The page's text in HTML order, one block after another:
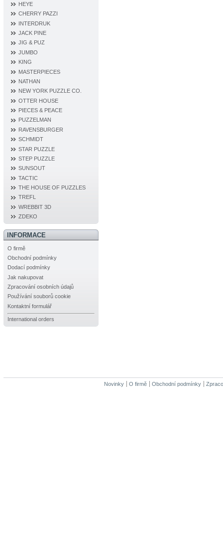
HEYE
CHERRY PAZZI
INTERDRUK
JACK PINE
JIG & PUZ
JUMBO
KING
MASTERPIECES
NATHAN
NEW YORK PUZZLE CO.
OTTER HOUSE
PIECES & PEACE
PUZZELMAN
RAVENSBURGER
SCHMIDT
STAR PUZZLE
STEP PUZZLE
SUNSOUT
TACTIC
THE HOUSE OF PUZZLES
TREFL
WREBBIT 3D
ZDEKO
INFORMACE
O firmě
Obchodní podmínky
Dodací podmínky
Jak nakupovat
Zpracování osobních údajů
Používání souborů cookie
Kontaktní formulář
International orders
Novinky O firmě Obchodní podmínky